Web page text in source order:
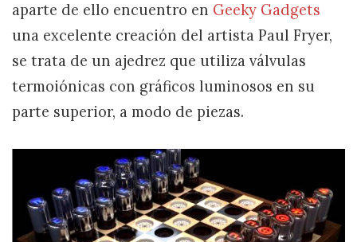
aparte de ello encuentro en Geeky Gadgets
una excelente creación del artista Paul Fryer,
se trata de un ajedrez que utiliza válvulas
termoiónicas con gráficos luminosos en su
parte superior, a modo de piezas.